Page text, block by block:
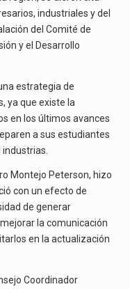
El gobierno de Estados Unidos anunciará un arancel del 15 % sobre los productos fabricados…
industriales y del
del Comité de
y el Desarrollo
estrategia de
ya que existe la
en los últimos avances
a sus estudiantes
Montejo Peterson, hizo
con un efecto de
de generar
la comunicación
en la actualización
Coordinador